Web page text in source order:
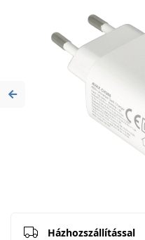
Previous
Házhozszállítással